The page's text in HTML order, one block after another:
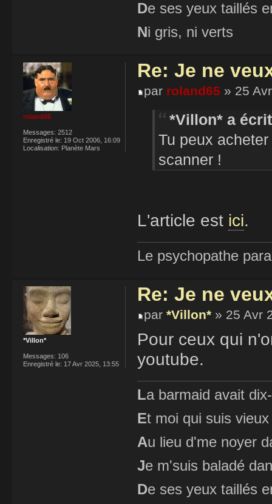
De ses yeux taillés
Ni gris, ni verts
Re: Je ne
par roland65 » 25
*Villon* a
Tu peux
scanner !
L'article est ici.
Le psychopathe
roland65
Messages: 2512
Enregistré le: 19 Oct 2006, 16:09
Localisation: Planète Mars
Re: Je ne
par *Villon* » 25 Avr
Pour ceux qui
youtube.
La barmaid avait
Et moi qui suis
Au lieu d'me noyer
Je m'suis baladé
De ses yeux taillés
*Villon*
Messages: 106
Enregistré le: 17 Avr 2025, 13:55